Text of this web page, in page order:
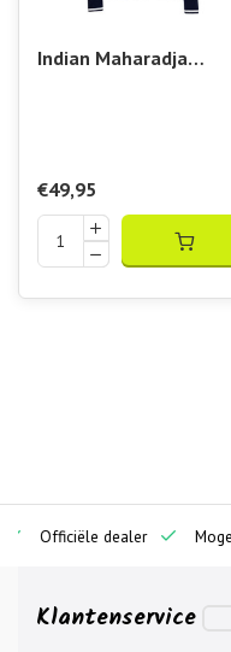
Indian Maharadja
€49,95
dealer Mogelijkheid
Klantenservice